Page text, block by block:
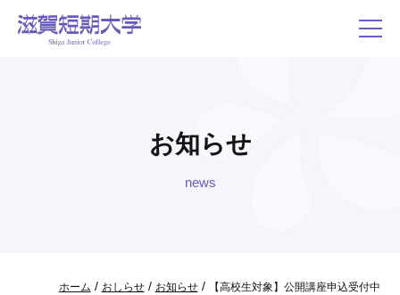
お知らせ
news
ホーム / おしらせ/ お知らせ/ 【高校生対象】公開講座申込受付中